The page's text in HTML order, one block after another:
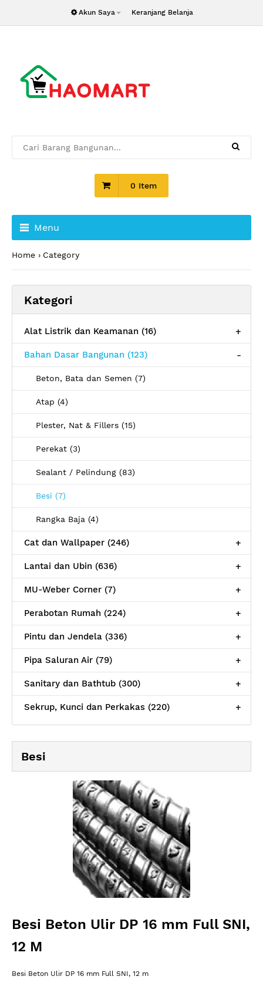
Akun Saya Keranjang Belanja
0 Item
Menu
Home Category
Kategori
Alat Listrik dan Keamanan (16) +
Bahan Dasar Bangunan (123) -
Beton, Bata dan Semen (7)
Atap (4)
Plester, Nat & Fillers (15)
Perekat (3)
Sealant / Pelindung (83)
Besi (7)
Rangka Baja (4)
Cat dan Wallpaper (246) +
Lantai dan Ubin (636) +
MU-Weber Corner (7) +
Perabotan Rumah (224) +
Pintu dan Jendela (336) +
Pipa Saluran Air (79) +
Sanitary dan Bathtub (300) +
Sekrup, Kunci dan Perkakas (220) +
Besi
Besi Beton Ulir DP 16 mm Full SNI,
12 M
Besi Beton Ulir DP 16 mm Full SNI, 12 m